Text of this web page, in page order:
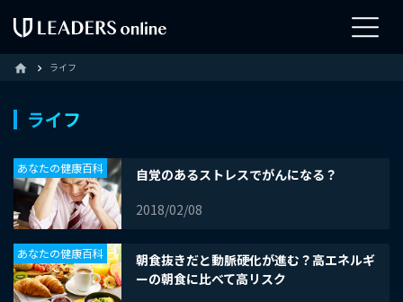
home ライフ
ライフ
自覚のあるストレスでがんになる？
2018/02/08
あなたの健康百科
朝食抜きだと動脈硬化が進む？高エネルギ
ーの朝食に比べて高リスク
あなたの健康百科